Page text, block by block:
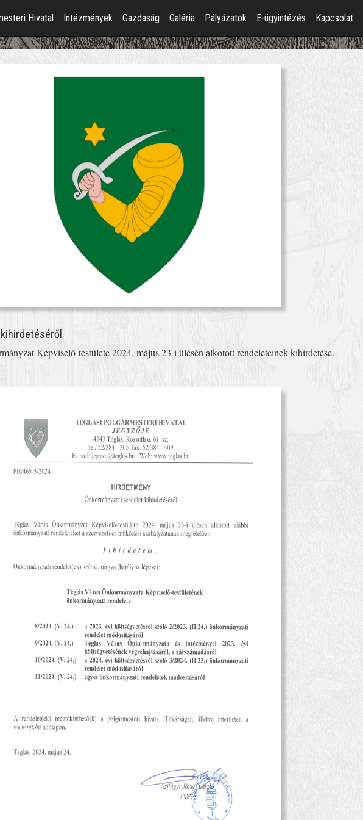
Hivatal Intézmények Gazdaság Galéria Pályázatok E-ügyintézés Kapcsolat
Képviselő-testülete 2024. május 23-i ülésén alkotott rendeleteinek kihirdetése.